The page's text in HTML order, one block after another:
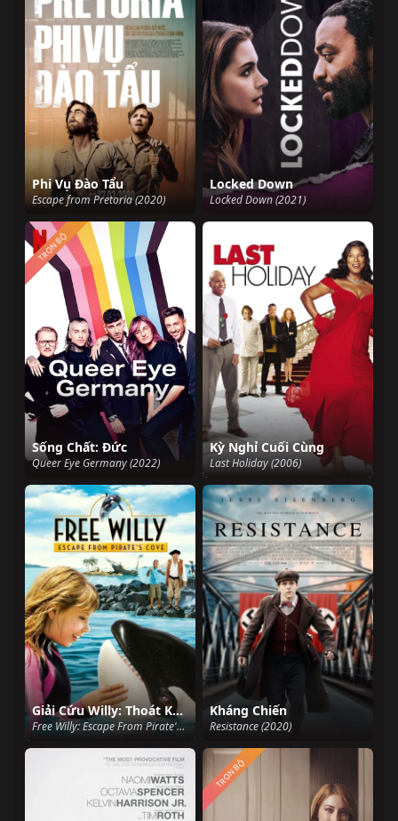
Phi Vụ Đào Tẩu
Escape from Pretoria (2020)
Locked Down
Locked Down (2021)
Sống Chất: Đức
Queer Eye Germany (2022)
TRỌN BỘ
Kỳ Nghỉ Cuối Cùng
Last Holiday (2006)
Giải Cứu Willy: Thoát Khỏi Vịnh Hải Tặc
Free Willy: Escape From Pirate's Cove (2010)
Kháng Chiến
Resistance (2020)
TRỌN BỘ